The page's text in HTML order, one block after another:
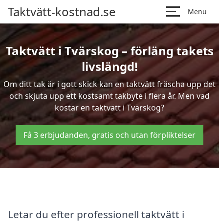
Taktvätt-kostnad.se Menu
Taktvätt i Tvärskog – förläng takets
livslängd!
Om ditt tak är i gott skick kan en taktvätt fräscha upp det
och skjuta upp ett kostsamt takbyte i flera år. Men vad
kostar en taktvätt i Tvärskog?
Få 3 erbjudanden, gratis och utan förpliktelser
Letar du efter professionell taktvätt i